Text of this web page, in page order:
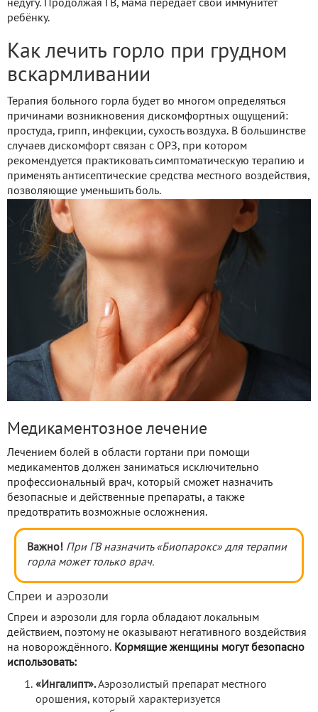
недугу. Продолжая ГВ, мама передаёт свой иммунитет
ребёнку.
Как лечить горло при грудном
вскармливании
Терапия больного горла будет во многом определяться
причинами возникновения дискомфортных ощущений:
простуда, грипп, инфекции, сухость воздуха. В большинстве
случаев дискомфорт связан с ОРЗ, при котором
рекомендуется практиковать симптоматическую терапию и
применять антисептические средства местного воздействия,
позволяющие уменьшить боль.
Медикаментозное лечение
Лечением болей в области гортани при помощи
медикаментов должен заниматься исключительно
профессиональный врач, который сможет назначить
безопасные и действенные препараты, а также
предотвратить возможные осложнения.
Важно! При ГВ назначить «Биопарокс» для терапии
горла может только врач.
Спреи и аэрозоли
Спреи и аэрозоли для горла обладают локальным
действием, поэтому не оказывают негативного воздействия
на новорождённого. Кормящие женщины могут безопасно
использовать:
«Ингалипт».Аэрозолистый препарат местного
орошения, который характеризуется